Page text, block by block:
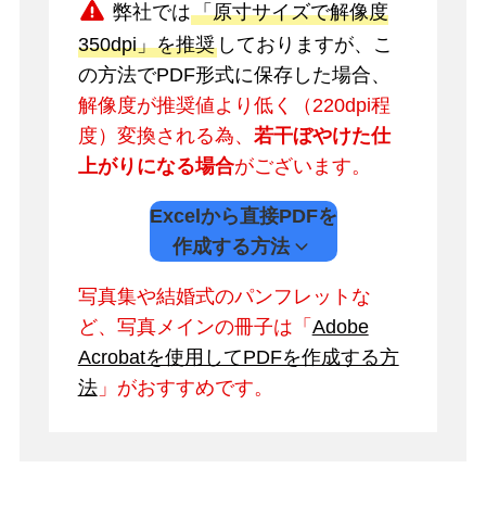
弊社では「原寸サイズで解像度
350dpi」を推奨しておりますが、こ
の方法でPDF形式に保存した場合、
解像度が推奨値より低く（220dpi程
度）変換される為、 若干ぼやけた仕
上がりになる場合がございます。
Excelから直接PDFを
作成する方法
写真集や結婚式のパンフレットな
ど、写真メインの冊子は「 Adobe
Acrobatを使用してPDFを作成する方
法」がおすすめです。